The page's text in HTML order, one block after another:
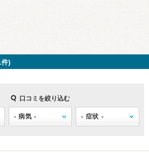
)
口コミを絞り込む